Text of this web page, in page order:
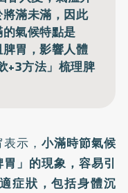
滿未滿，因此
氣候特點是
脾胃，影響人體
+3方法」梳理脾
示， 小滿時節氣候
」的現象，容易引
症狀，包括身體沉